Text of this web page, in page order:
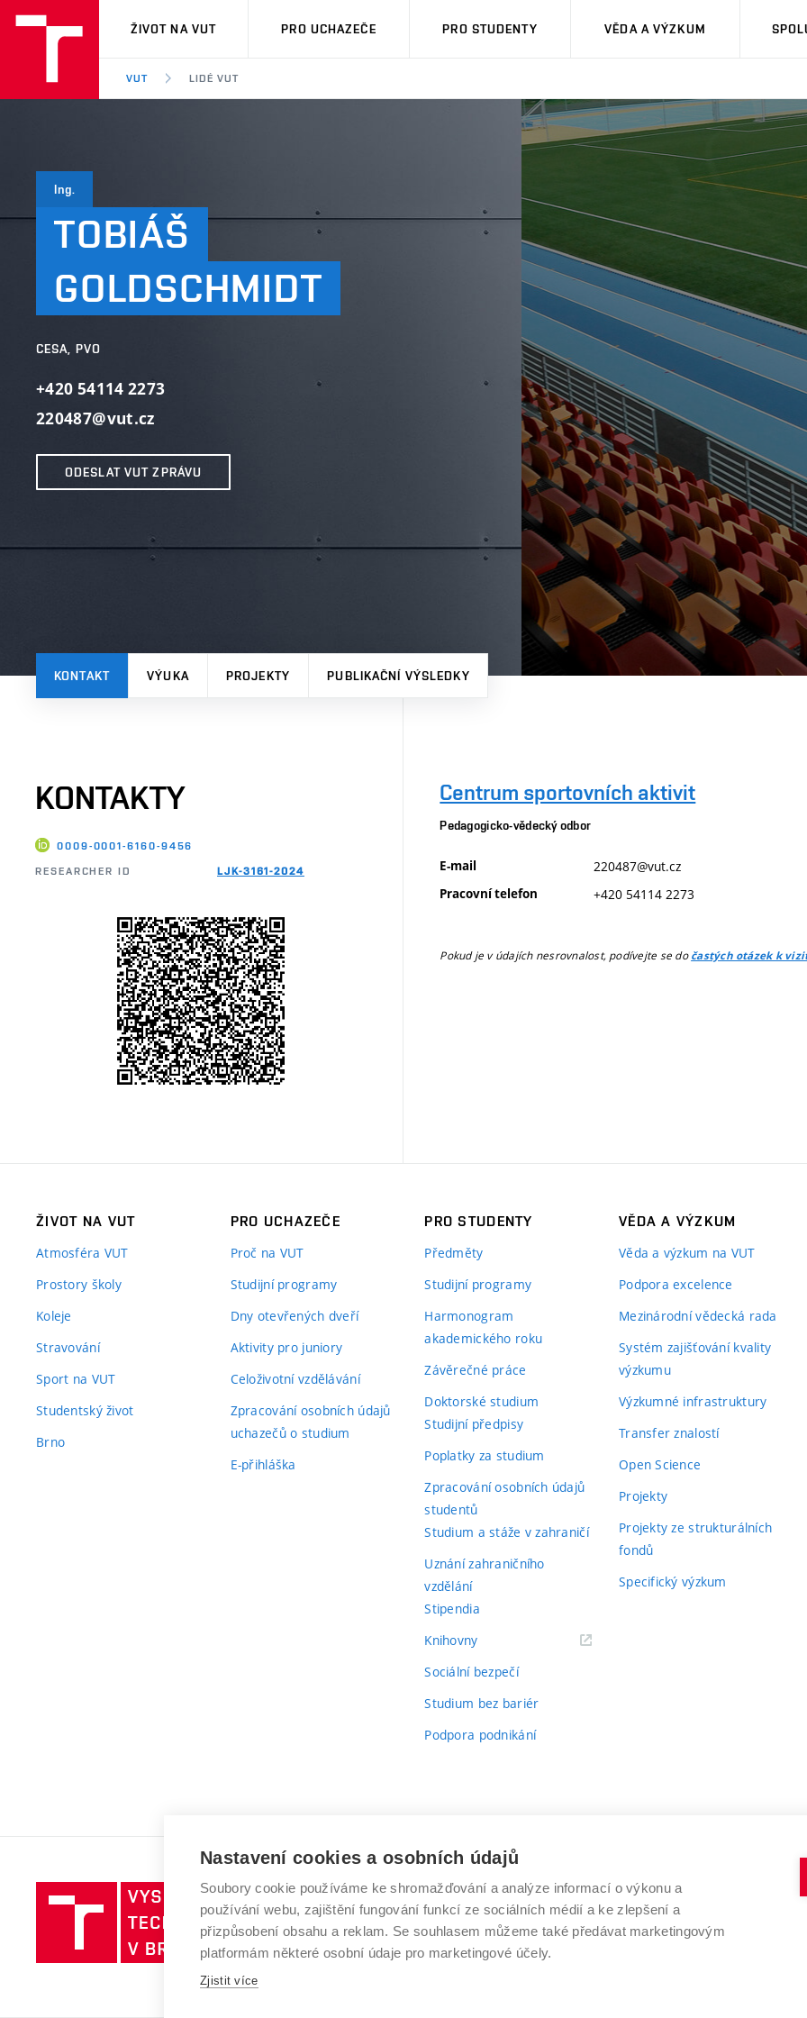
VUT
ŽIVOT NA VUT PRO UCHAZEČE PRO STUDENTY VĚDA A VÝZKUM
VUT LIDÉ VUT
Ing.
TOBIÁŠ
GOLDSCHMIDT
CESA, PVO
+420 54114 2273
220487@vut.cz
ODESLAT VUT ZPRÁVU
KONTAKT VÝUKA PROJEKTY PUBLIKAČNÍ VÝSLEDKY
KONTAKTY
0009-0001-6160-9456
RESEARCHER ID LJK-3161-2024
Centrum sportovních aktivit
Pedagogicko-vědecký odbor
E-mail 220487@vut.cz
Pracovní telefon +420 54114 2273
Pokud je v údajích nesrovnalost, podívejte se dočastých otázek k
ŽIVOT NA VUT
Atmosféra VUT
Prostory školy
Koleje
Stravování
Sport na VUT
Studentský život
Brno
PRO UCHAZEČE
Proč na VUT
Studijní programy
Dny otevřených dveří
Aktivity pro juniory
Celoživotní vzdělávání
Zpracování osobních údajů
uchazečů o studium
E-přihláška
PRO STUDENTY
Předměty
Studijní programy
Harmonogram
akademického roku
Závěrečné práce
Doktorské studium
Studijní předpisy
Poplatky za studium
Zpracování osobních údajů
studentů
Studium a stáže v zahraničí
Uznání zahraničního
vzdělání
Stipendia
Knihovny(externí
Sociální bezpečí
Studium bez bariér
Podpora podnikání
VĚDA A VÝZKUM
Věda a výzkum na VUT
Podpora excelence
Mezinárodní vědecká rada
Systém zajišťování kvality
výzkumu
Výzkumné infrastruktury
Transfer znalostí
Open Science
Projekty
Projekty ze strukturálních
fondů
Specifický výzkum
Vysoké
učení
technické
v
VYSOKÉ UČENÍ TECHNICKÉ V BRNĚ
Antonínská 548/1
602 00 Brno
www.vut.cz
Nastavení cookies a osobních údajů
Soubory cookie používáme ke shromažďování a analýze informací o výkonu a
používání webu, zajištění fungování funkcí ze sociálních médií a ke zlepšení a
přizpůsobení obsahu a reklam. Se souhlasem můžeme také předávat marketingovým
platformám některé osobní údaje pro marketingové účely.
Zjistit více